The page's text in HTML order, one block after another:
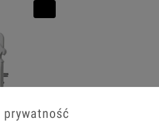
prywatność